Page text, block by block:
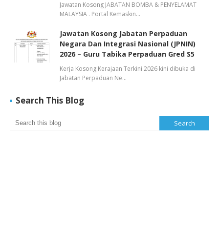
Jawatan Kosong JABATAN BOMBA & PENYELAMAT
MALAYSIA . Portal Kemaskin…
Jawatan Kosong Jabatan Perpaduan
Negara Dan Integrasi Nasional (JPNIN)
2026 – Guru Tabika Perpaduan Gred S5
Kerja Kosong Kerajaan Terkini 2026 kini dibuka di
Jabatan Perpaduan Ne…
Search This Blog